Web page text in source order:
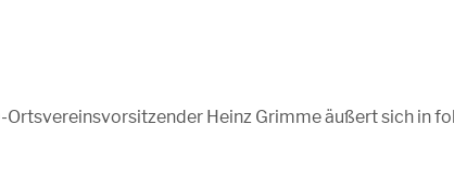
Ortsvereinsvorsitzender Heinz Grimme äußert sich in